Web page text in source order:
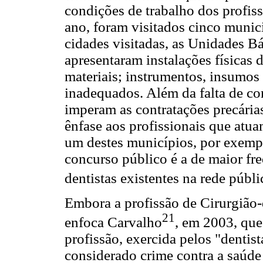
condições de trabalho dos
ano, foram visitados cinco
cidades visitadas, as Unidades
apresentaram instalações físicas
materiais; instrumentos,
inadequados. Além da falta de
imperam as contratações
ênfase aos profissionais que
um destes municípios, por
concurso público é a de maior
dentistas existentes na rede
Embora a profissão de
enfoca Carvalho21 , em 2003,
profissão, exercida pelos
considerado crime contra a